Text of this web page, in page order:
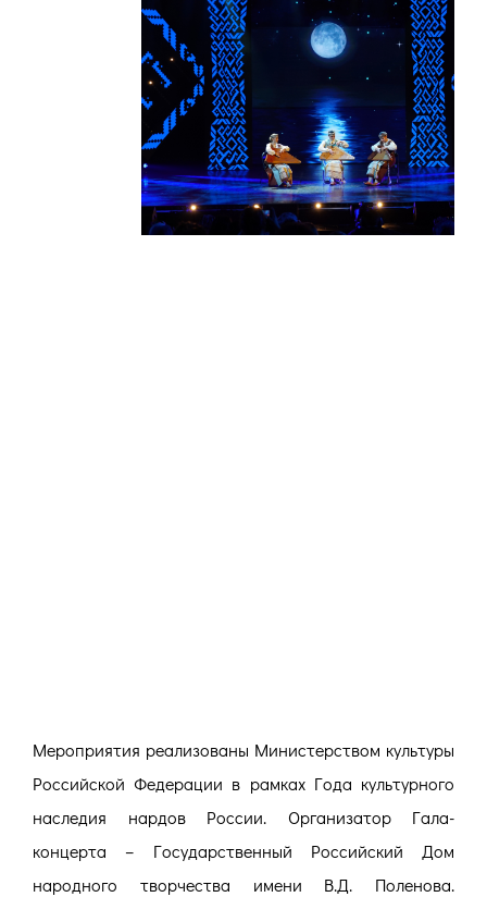
Мероприятия реализованы Министерством культуры
Российской Федерации в рамках Года культурного
наследия нардов России. Организатор Гала-
концерта – Государственный Российский Дом
народного творчества имени В.Д. Поленова.